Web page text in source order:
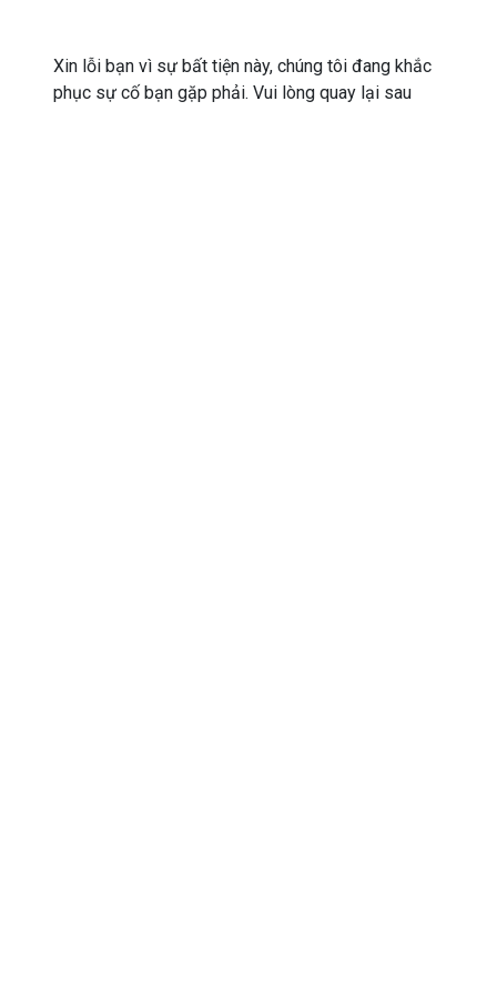
Xin lỗi bạn vì sự bất tiện này, chúng tôi đang khắc
phục sự cố bạn gặp phải. Vui lòng quay lại sau